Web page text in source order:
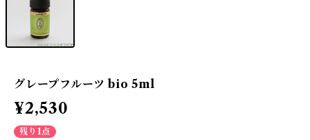
グレープフルーツ bio 5ml
¥2,530
残り1点